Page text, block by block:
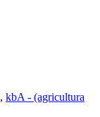
, kbA - (agricultura